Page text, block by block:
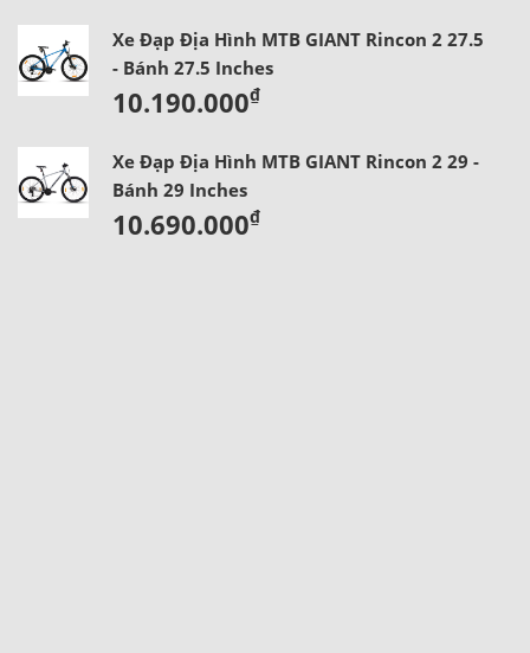
Xe Đạp Địa Hình MTB GIANT Rincon 2 27.5
- Bánh 27.5 Inches
10.190.000₫
Xe Đạp Địa Hình MTB GIANT Rincon 2 29 -
Bánh 29 Inches
10.690.000₫